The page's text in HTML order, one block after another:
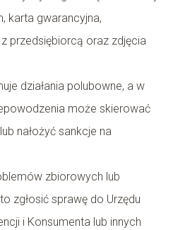
karta gwarancyjna,
przedsiębiorcą oraz zdjęcia
działania polubowne, a w
może skierować
nałożyć sankcje na
zbiorowych lub
zgłosić sprawę do Urzędu
i Konsumenta lub innych